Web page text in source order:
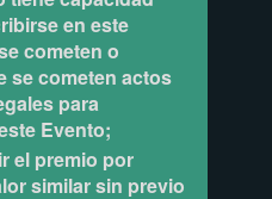
en este
cometen o
se cometen actos
para
Evento;
el premio por
similar sin previo